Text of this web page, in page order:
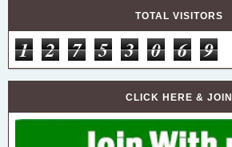
TOTAL VISITORS
1 2 7 5 3 0 6 9
CLICK HERE & JOIN